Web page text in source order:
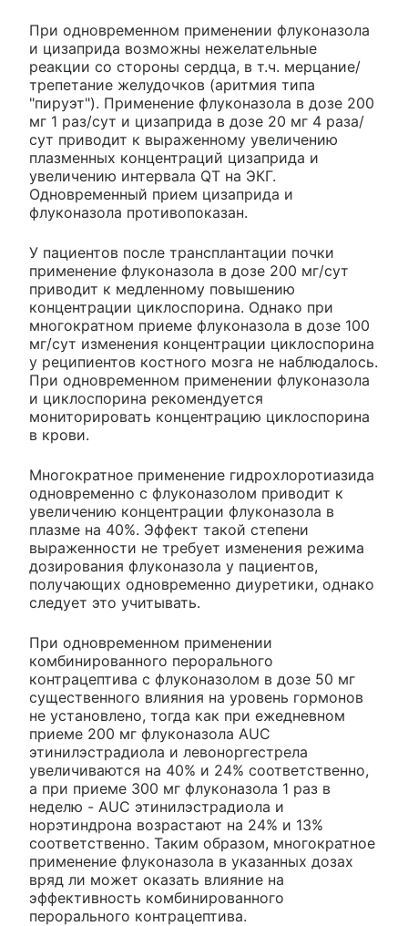
При одновременном применении флуконазола
и цизаприда возможны нежелательные
реакции со стороны сердца, в т.ч. мерцание/
трепетание желудочков (аритмия типа
"пируэт"). Применение флуконазола в дозе 200
мг 1 раз/сут и цизаприда в дозе 20 мг 4 раза/
сут приводит к выраженному увеличению
плазменных концентраций цизаприда и
увеличению интервала QT на ЭКГ.
Одновременный прием цизаприда и
флуконазола противопоказан.
У пациентов после трансплантации почки
применение флуконазола в дозе 200 мг/сут
приводит к медленному повышению
концентрации циклоспорина. Однако при
многократном приеме флуконазола в дозе 100
мг/сут изменения концентрации циклоспорина
у реципиентов костного мозга не наблюдалось.
При одновременном применении флуконазола
и циклоспорина рекомендуется
мониторировать концентрацию циклоспорина
в крови.
Многократное применение гидрохлоротиазида
одновременно с флуконазолом приводит к
увеличению концентрации флуконазола в
плазме на 40%. Эффект такой степени
выраженности не требует изменения режима
дозирования флуконазола у пациентов,
получающих одновременно диуретики, однако
следует это учитывать.
При одновременном применении
комбинированного перорального
контрацептива с флуконазолом в дозе 50 мг
существенного влияния на уровень гормонов
не установлено, тогда как при ежедневном
приеме 200 мг флуконазола AUC
этинилэстрадиола и левоноргестрела
увеличиваются на 40% и 24% соответственно,
а при приеме 300 мг флуконазола 1 раз в
неделю - AUC этинилэстрадиола и
норэтиндрона возрастают на 24% и 13%
соответственно. Таким образом, многократное
применение флуконазола в указанных дозах
вряд ли может оказать влияние на
эффективность комбинированного
перорального контрацептива.